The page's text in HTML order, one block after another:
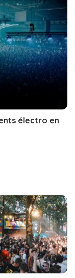
électro en